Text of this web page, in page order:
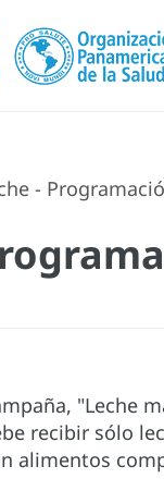
-
"Leche
recibir sólo
alimentos